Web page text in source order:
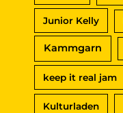
Junior Kelly
Kammgarn
keep it real jam
Kulturladen